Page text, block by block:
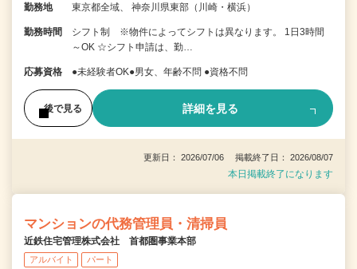
勤務地 東京都全域、 神奈川県東部（川崎・横浜）
勤務時間
シフト制 ※物件によってシフトは異なります。 1日3時間
～OK ☆シフト申請は、勤…
応募資格 ●未経験者OK●男女、年齢不問 ●資格不問
後で見る 詳細を見る
更新日： 2026/07/06 掲載終了日： 2026/08/07
本日掲載終了になります
マンションの代務管理員・清掃員
近鉄住宅管理株式会社 首都圏事業本部
アルバイト パート